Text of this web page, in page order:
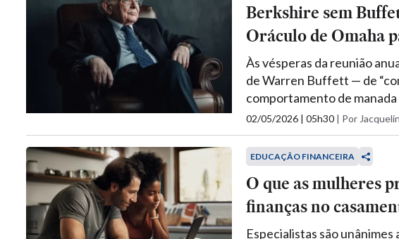
Berkshire sem
Oráculo de Omaha
Às vésperas da reunião
de Warren Buffett — de
comportamento de manada
02/05/2026 | 05h30 | Por
EDUCAÇÃO FINANCEIRA
O que as mulheres
finanças no
Especialistas são